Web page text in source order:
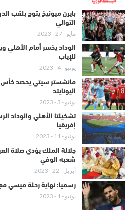
التوالي
مايو - 27 - 2023
الوداد يخسر أمام الأهلي
للإياب
يونيو - 4 - 2023
مانشستر سيتي يحصد كأس
اليونايتد
يونيو - 3 - 2023
تشكيلتا الأهلي والوداد
إفريقيا
يونيو - 11 - 2023
جلالة الملك يؤدي صلاة
شعبه الوفي
أبريل - 22 - 2023
رسميا: نهاية رحلة ميسي
يونيو - 1 - 2023